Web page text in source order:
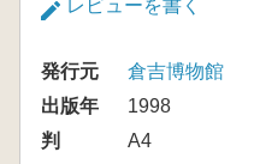
レビューを書く
発行元
倉吉博物館
出版年
1998
判
A4